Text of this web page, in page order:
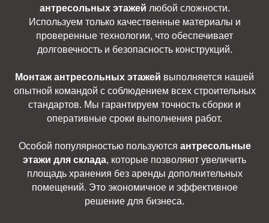
антресольных этажей любой сложности.
Используем только качественные материалы и
проверенные технологии, что обеспечивает
долговечность и безопасность конструкций.
Монтаж антресольных этажей выполняется нашей
опытной командой с соблюдением всех строительных
стандартов. Мы гарантируем точность сборки и
оперативные сроки выполнения работ.
Особой популярностью пользуются антресольные
этажи для склада, которые позволяют увеличить
площадь хранения без аренды дополнительных
помещений. Это экономичное и эффективное
решение для бизнеса.